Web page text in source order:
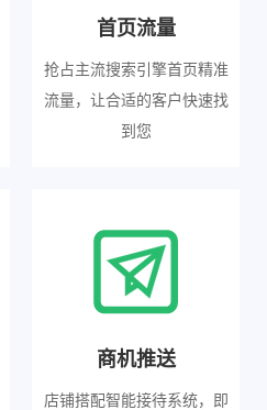
首页流量
抢占主流搜索引擎首页精准
流量，让合适的客户快速找
到您
商机推送
店铺搭配智能接待系统，即